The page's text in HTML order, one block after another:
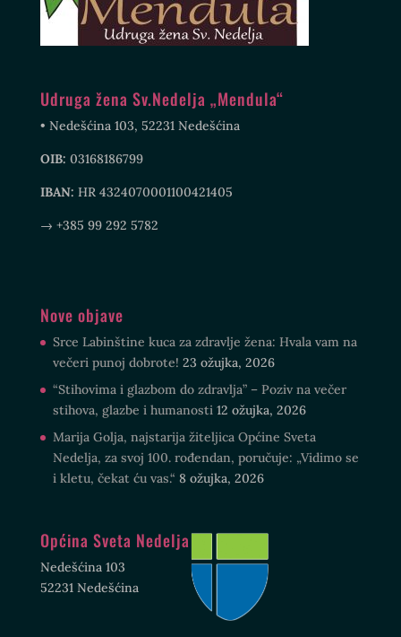
Udruga žena Sv.Nedelja „Mendula“
• Nedešćina 103, 52231 Nedešćina
OIB: 03168186799
IBAN: HR 4324070001100421405
→ +385 99 292 5782
Nove objave
Srce Labinštine kuca za zdravlje žena: Hvala vam na
večeri punoj dobrote! 23 ožujka, 2026
“Stihovima i glazbom do zdravlja” – Poziv na večer
stihova, glazbe i humanosti 12 ožujka, 2026
Marija Golja, najstarija žiteljica Općine Sveta
Nedelja, za svoj 100. rođendan, poručuje: „Vidimo se
i kletu, čekat ću vas.“ 8 ožujka, 2026
Općina Sveta Nedelja
Nedešćina 103
52231 Nedešćina